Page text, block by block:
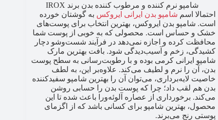
شامپو نرم کننده و مرطوب کننده بدن برند IROX
احتمالا اسم شامپو بدن ایرانی ایروکس به گوشتان خورده
است. شامپو بدن ایروکس، بهترین انتخاب برای پوست‌های
خشک و حساس است. محصولی که به خوبی از پوست شما
محافظت کرده و اجازه نمی‌دهد در فرآیند شست‌وشو دچار
کشیدگی، زخم و آسیب‌دیدگی شود. بافت بهترین مارک
شامپو ایرانی کرمی بوده و با رطوبت‌رسانی به سطح پوست
بدن، آن را نرم و لطیف می‌کند. علاوه‌بر این، به لطف
خاصیت لایه‌برداری، می‌توان آن را بهترین شامپو سفیدکننده
بدن هم لقب داد؛ چرا که پوست بدن را حسابی روشن
می‌کند. برخورداری از عصاره آلوئه‌ورا باعث شده تا این
محصول، بهترین شامپو برای کسانی باشد که از اگزمای
پوستی رنج می‌برند.